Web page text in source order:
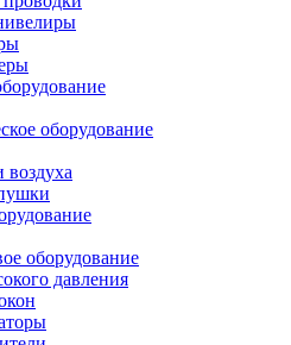
оборудование
оборудование
давления